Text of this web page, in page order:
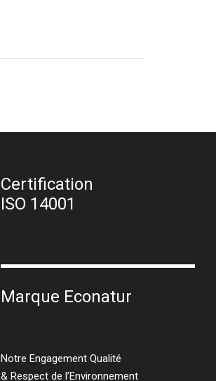
Certification
ISO 14001
Marque Econatur
Notre Engagement Qualité
& Respect de l’Environnement